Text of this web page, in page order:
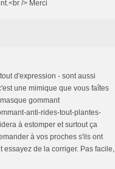
/> Merci
d'expression - sont aussi
une mimique que vous faîtes
gommant
anti-rides-tout-plantes-
à estomper et surtout ça
à vos proches s'ils ont
de la corriger. Pas facile,